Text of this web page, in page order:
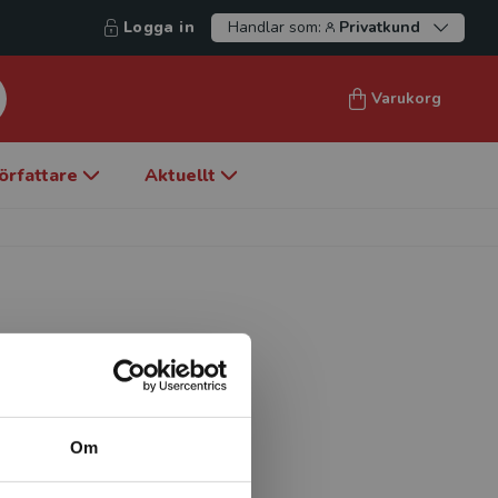
Om
Logga in Handlar som: Privatkund
Varukorg
Aktuellt
vid Högskolan i